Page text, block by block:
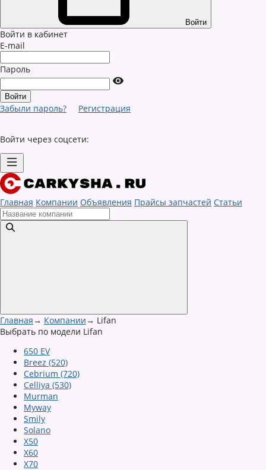
Войти
Войти в кабинет
E-mail
Пароль
Забыли пароль? Регистрация
Войти через соцсети:
Главная Компании Объявления Прайсы запчастей Статьи
Главная→ Компании→ Lifan
Выбрать по модели Lifan
650 EV
Breez (520)
Cebrium (720)
Celliya (530)
Murman
Myway
Smily
Solano
X50
X60
X70